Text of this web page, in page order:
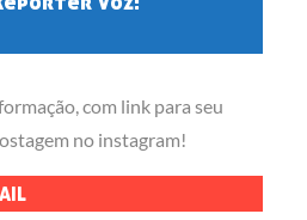
com link para seu
no instagram!